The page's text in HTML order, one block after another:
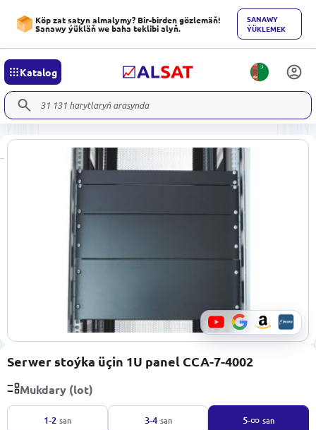
Köp zat satyn almalymy? Bir-birden gözlemäň!
Sanawy ýükläň we baha teklibi alyň.
SANAWY
ÝÜKLEMEK
Katalog
Serwer stoýka üçin 1U panel CCA-7-4002
Mukdary (lot)
1-2 san 3-4 san 5-∞ san